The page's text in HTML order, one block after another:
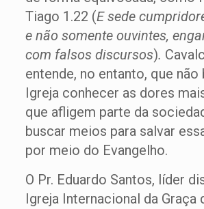
Tiago 1.22 (E sede
e não somente ouvintes,
com falsos discursos).
entende, no entanto, que não
Igreja conhecer as dores
que afligem parte da
buscar meios para salvar
por meio do Evangelho.
O Pr. Eduardo Santos, líder
Igreja Internacional da Graça